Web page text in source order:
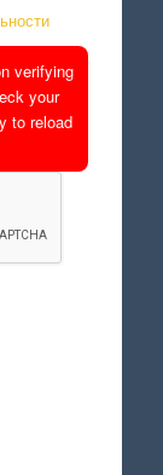
verifying
your
to reload